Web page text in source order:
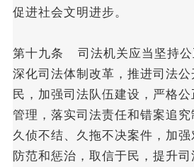
促进社会文明进步。
第十九条 司法机关应当坚持公
深化司法体制改革，推进司法
民，加强司法队伍建设，严格
管理，落实司法责任和错案追
久侦不结、久拖不决案件，加
防范和惩治，取信于民，提升司